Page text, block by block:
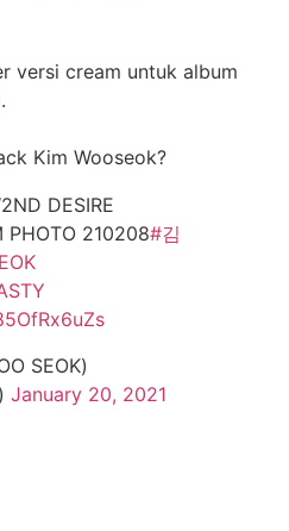
versi cream untuk album
Kim Wooseok?
DESIRE
PHOTO 210208#김
SEOK)
January 20, 2021